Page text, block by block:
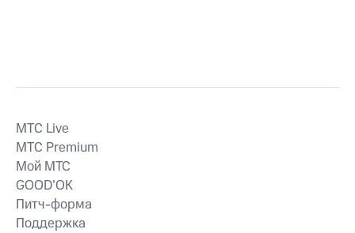
MTС Live
MTС Premium
Мой МТС
GOOD’OK
Питч-форма
Поддержка